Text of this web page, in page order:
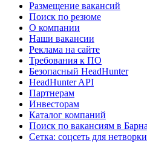
Размещение вакансий
Поиск по резюме
О компании
Наши вакансии
Реклама на сайте
Требования к ПО
Безопасный HeadHunter
HeadHunter API
Партнерам
Инвесторам
Каталог компаний
Поиск по вакансиям в
Сетка: соцсеть для